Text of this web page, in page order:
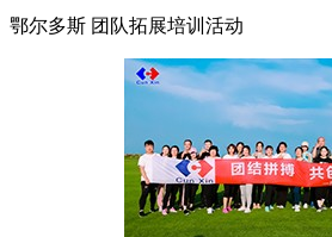
鄂尔多斯 团队拓展培训活动